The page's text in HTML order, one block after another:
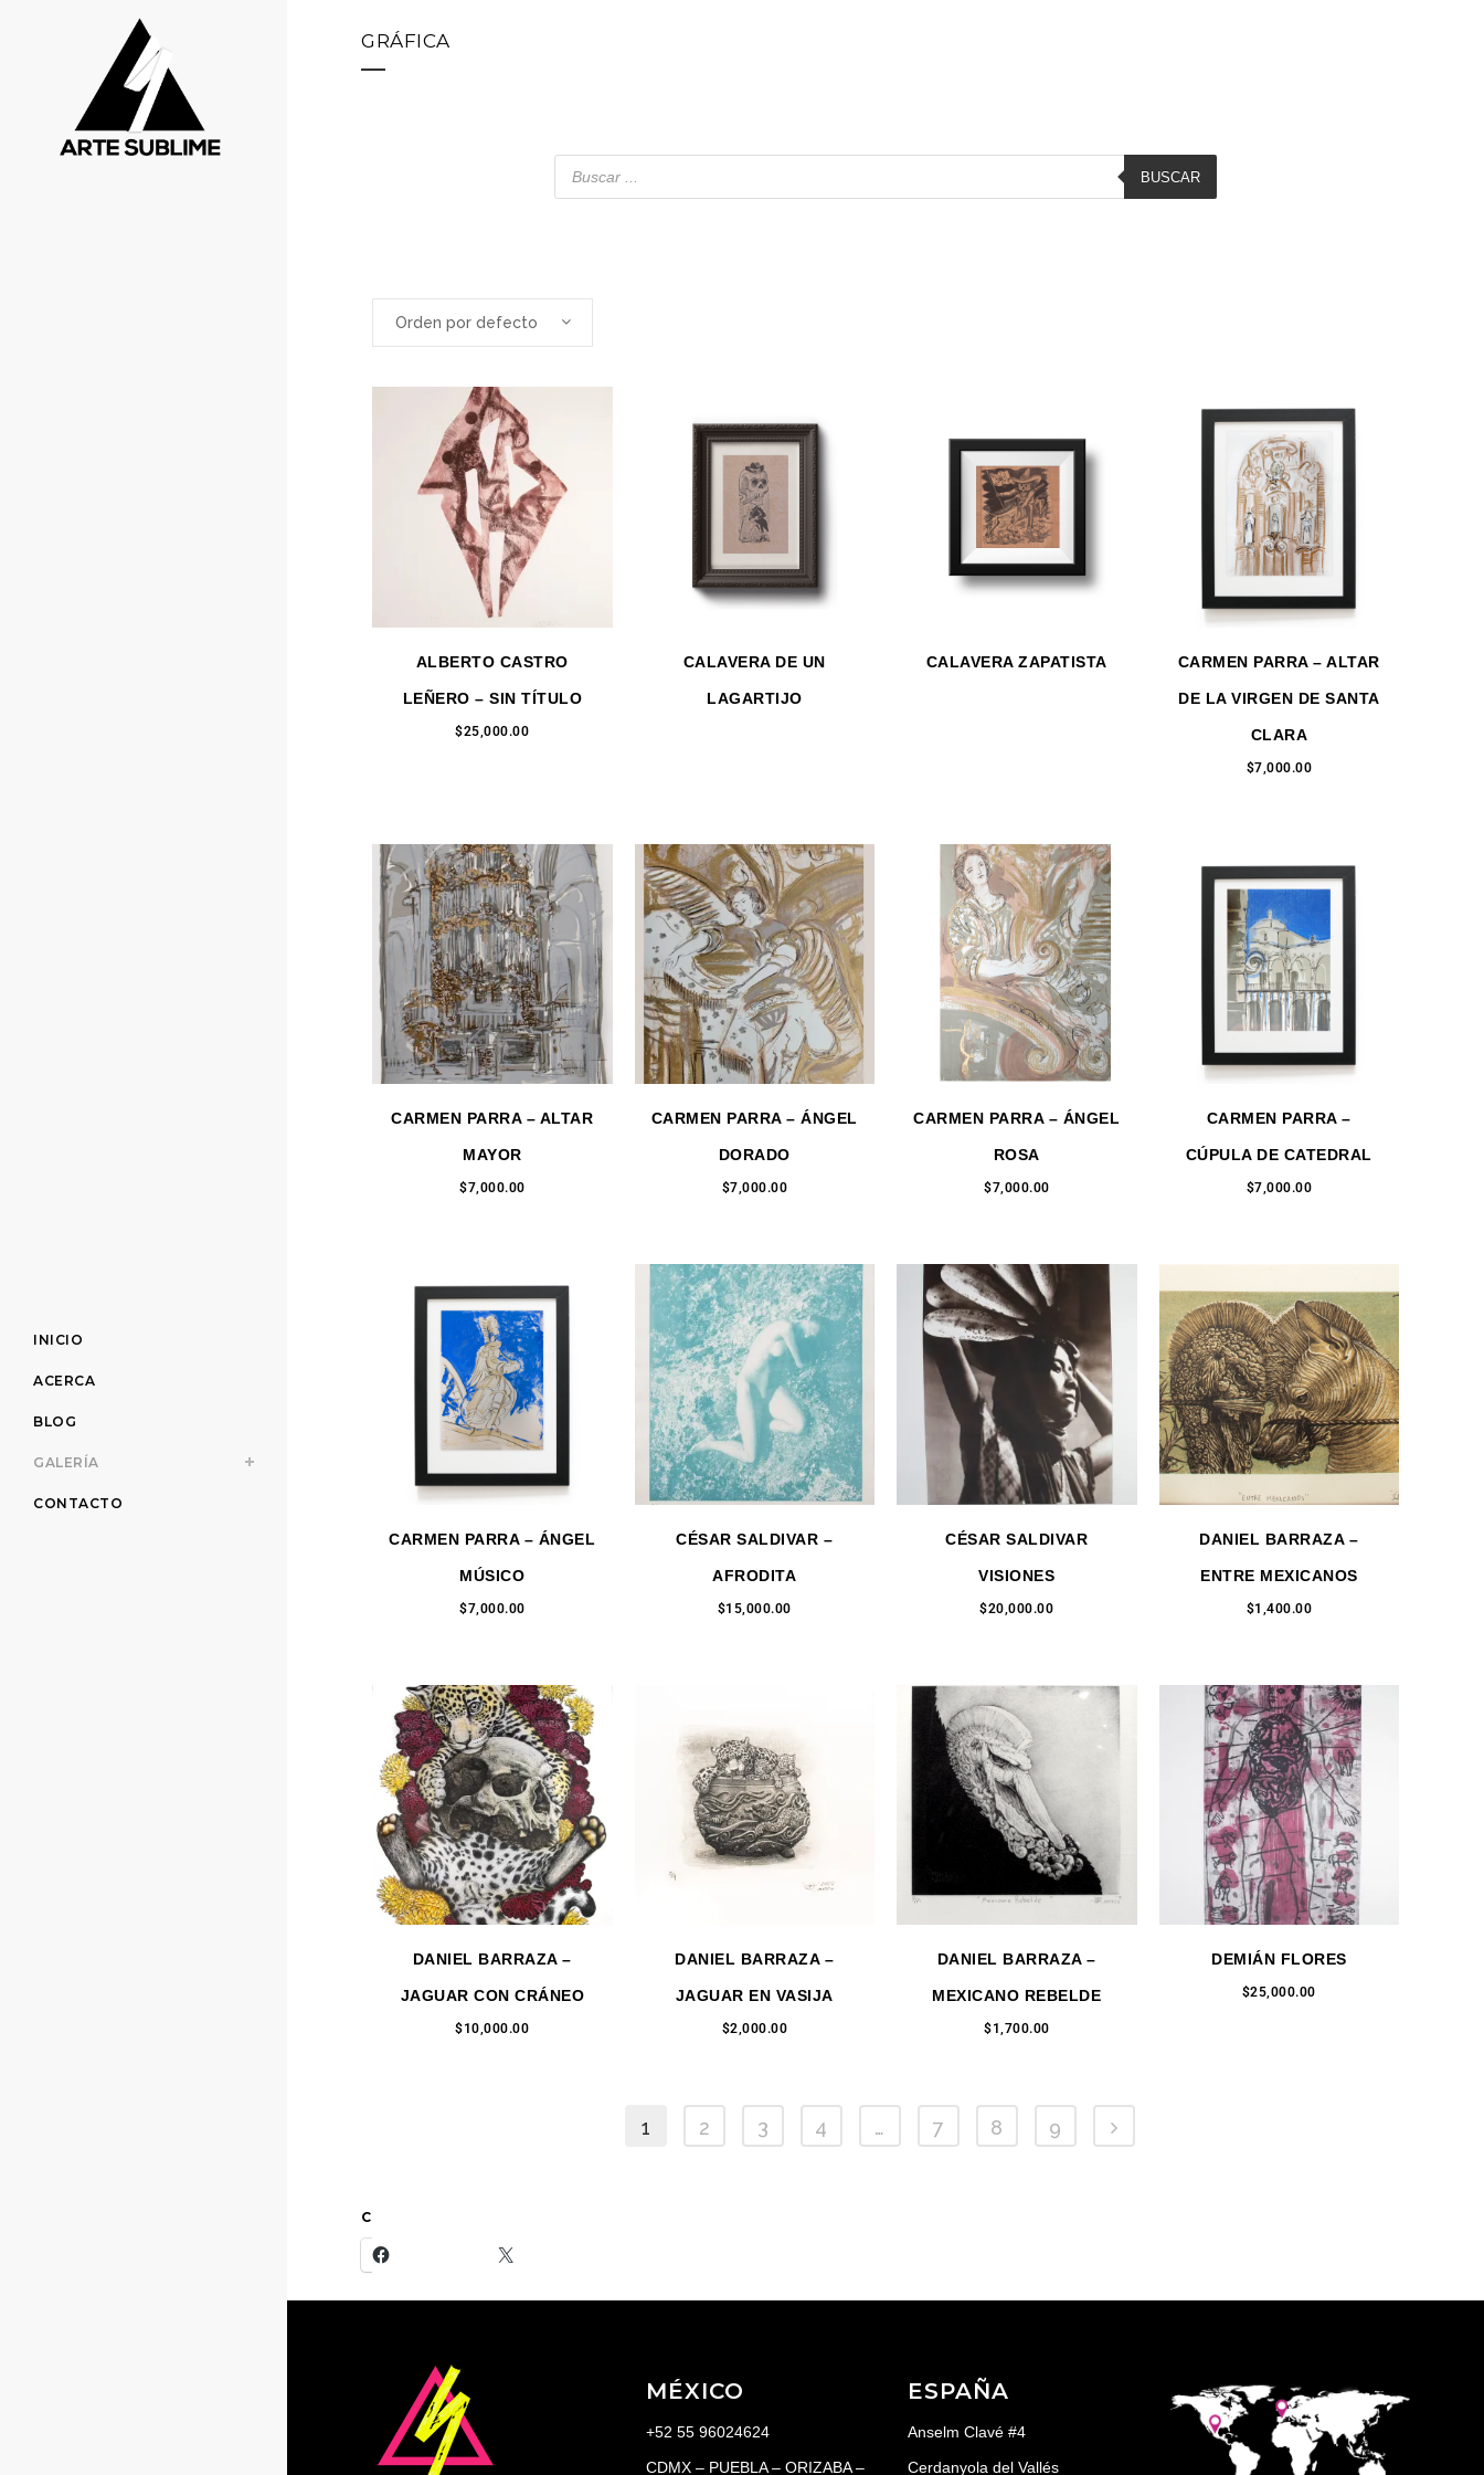
INICIO
ACERCA
BLOG
GALERÍA
CONTACTO
GRÁFICA
BUSCAR
Orden por defecto
ALBERTO CASTRO
LEÑERO – SIN TÍTULO
$25,000.00
CALAVERA DE UN
LAGARTIJO
CALAVERA ZAPATISTA CARMEN PARRA – ALTAR
DE LA VIRGEN DE SANTA
CLARA
$7,000.00
CARMEN PARRA – ALTAR
MAYOR
$7,000.00
CARMEN PARRA – ÁNGEL
DORADO
$7,000.00
CARMEN PARRA – ÁNGEL
ROSA
$7,000.00
CARMEN PARRA –
CÚPULA DE CATEDRAL
$7,000.00
CARMEN PARRA – ÁNGEL
MÚSICO
$7,000.00
CÉSAR SALDIVAR –
AFRODITA
$15,000.00
CÉSAR SALDIVAR
VISIONES
$20,000.00
DANIEL BARRAZA –
ENTRE MEXICANOS
$1,400.00
DANIEL BARRAZA –
JAGUAR CON CRÁNEO
$10,000.00
DANIEL BARRAZA –
JAGUAR EN VASIJA
$2,000.00
DANIEL BARRAZA –
MEXICANO REBELDE
$1,700.00
DEMIÁN FLORES
$25,000.00
1 2 3 4 … 7 8 9
COMPARTE ESTO:
MÉXICO
+52 55 96024624
CDMX – PUEBLA – ORIZABA –
ESPAÑA
Anselm Clavé #4
Cerdanyola del Vallés